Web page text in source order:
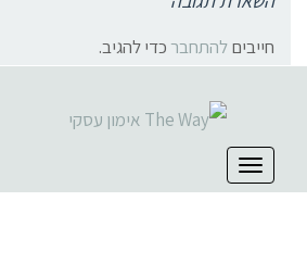
תפריט
חייביםלהתחבר כדי להגיב.